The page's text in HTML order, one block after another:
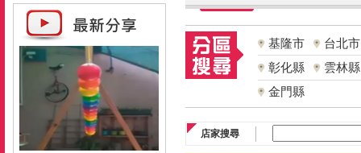
基隆市
台北市
彰化縣
雲林縣
金門縣
店家搜尋